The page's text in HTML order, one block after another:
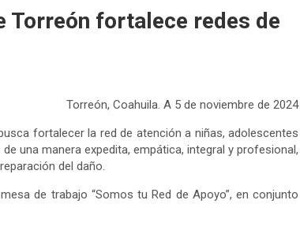
Torreón fortalece redes de
Torreón, Coahuila. A 5 de noviembre de 2024
fortalecer la red de atención a niñas, adolescentes
de una manera expedita, empática, integral y profesional,
del daño.
de trabajo “Somos tu Red de Apoyo”, en conjunto